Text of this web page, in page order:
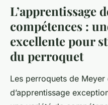
L’apprentissage
compétences :
excellente pour
du perroquet
Les perroquets de
d’apprentissage